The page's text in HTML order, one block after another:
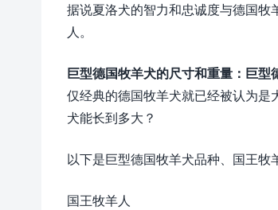
据说夏洛犬的智力和忠诚度与德国
人。
巨型德国牧羊犬的尺寸和重量：巨型
仅经典的德国牧羊犬就已经被认为
犬能长到多大？
以下是巨型德国牧羊犬品种、国王牧
国王牧羊人